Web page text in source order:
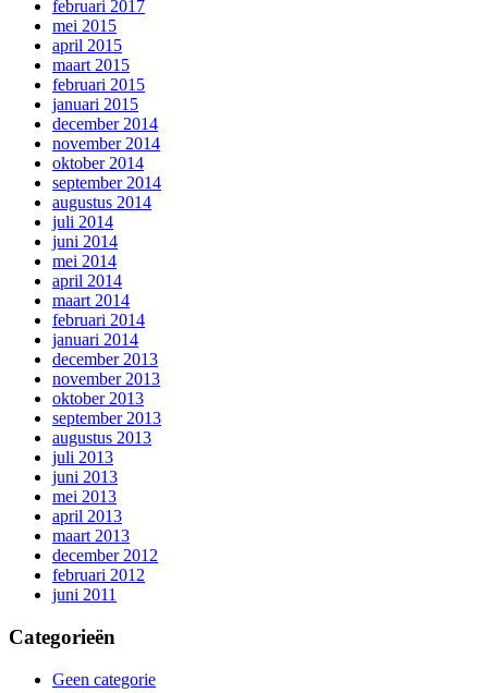
februari 2017
mei 2015
april 2015
maart 2015
februari 2015
januari 2015
december 2014
november 2014
oktober 2014
september 2014
augustus 2014
juli 2014
juni 2014
mei 2014
april 2014
maart 2014
februari 2014
januari 2014
december 2013
november 2013
oktober 2013
september 2013
augustus 2013
juli 2013
juni 2013
mei 2013
april 2013
maart 2013
december 2012
februari 2012
juni 2011
Categorieën
Geen categorie